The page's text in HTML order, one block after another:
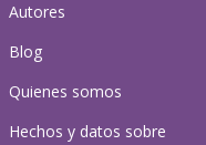
Autores
Blog
Quienes somos
Hechos y datos sobre